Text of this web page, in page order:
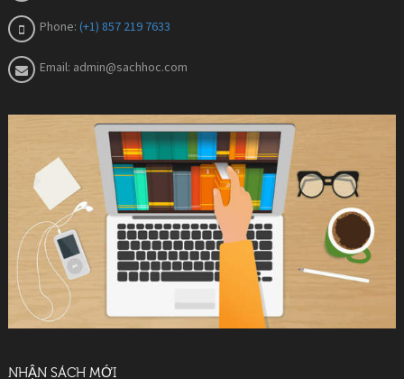
Phone: (+1) 857 219 7633
Email: admin@sachhoc.com
NHẬN SÁCH MỚI